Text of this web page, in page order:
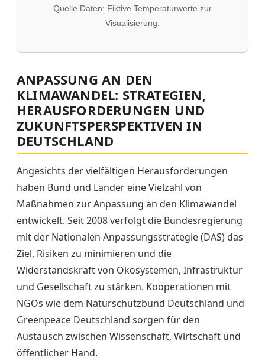
Quelle Daten: Fiktive Temperaturwerte zur
Visualisierung.
ANPASSUNG AN DEN
KLIMAWANDEL: STRATEGIEN,
HERAUSFORDERUNGEN UND
ZUKUNFTSPERSPEKTIVEN IN
DEUTSCHLAND
Angesichts der vielfältigen Herausforderungen
haben Bund und Länder eine Vielzahl von
Maßnahmen zur Anpassung an den Klimawandel
entwickelt. Seit 2008 verfolgt die Bundesregierung
mit der Nationalen Anpassungsstrategie (DAS) das
Ziel, Risiken zu minimieren und die
Widerstandskraft von Ökosystemen, Infrastruktur
und Gesellschaft zu stärken. Kooperationen mit
NGOs wie dem Naturschutzbund Deutschland und
Greenpeace Deutschland sorgen für den
Austausch zwischen Wissenschaft, Wirtschaft und
öffentlicher Hand.